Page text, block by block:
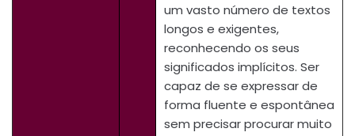
um vasto número de textos
longos e exigentes,
reconhecendo os seus
significados implícitos. Ser
capaz de se expressar de
forma fluente e espontânea
sem precisar procurar muito